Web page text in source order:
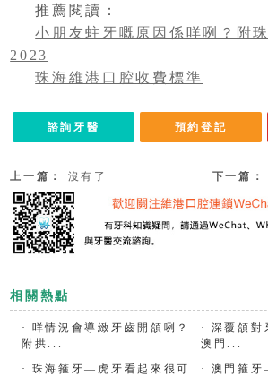
推薦閱讀：
小朋友蛀牙嘅原因係咩咧？附
2023
珠海維港口腔收費標準
諮詢牙醫 預約登記
上一篇： 沒有了 下一篇：
相關熱點
·
咩情況會導緻牙齒開頜咧？
附拱...
·
深覆頜對
澳門...
·
珠海箍牙—虎牙看起來很可
·
澳門箍